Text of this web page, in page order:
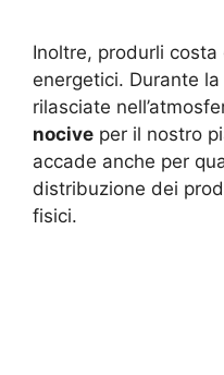
Inoltre, produrli
energetici. Durante
rilasciate
nocive per il nostro
accade anche per
distribuzione dei
fisici.